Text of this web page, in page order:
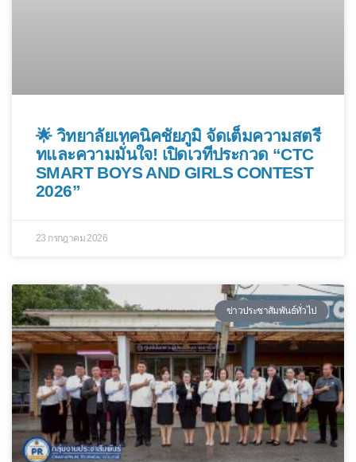
🌟 วิทยาลัยเทคนิคชัยภูมิ จัดเต็มความสตรี
ทและความมั่นใจ! เปิดเวทีประกวด “CTC
SMART BOYS AND GIRLS CONTEST
2026”
23 กรกฎาคม 2026
ข่าวประชาสัมพันธ์ทั่วไป